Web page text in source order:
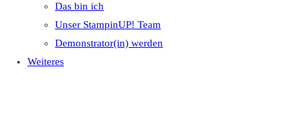
Das bin ich
Unser StampinUP! Team
Demonstrator(in) werden
Weiteres